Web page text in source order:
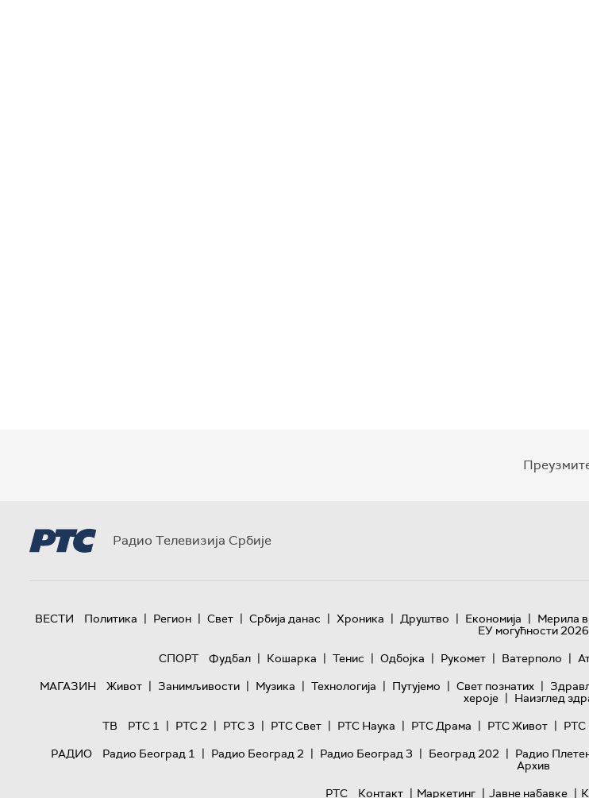
Радио Телевизија Србије
ВЕСТИ Политика | Регион | Свет | Србија данас | Хроника | Друштво | Економија | Мерила
ЕУ могућности 2026
СПОРТ
Фудбал | Кошарка | Тенис | Одбојка | Рукомет | Ватерполо |
МАГАЗИН
Живот | Занимљивости | Музика | Технологијa | Путујемо | Свет познатих |
хероје | Наизглед
ТВ
РТС 1 | РТС 2 | РТС 3 | РТС Свет | РТС Наука | РТС Драма | РТС Живот | РТС
РАДИО
Радио Београд 1 | Радио Београд 2 | Радио Београд 3 | Београд 202 | Радио
Архив
РТС
Контакт | Маркетинг | Јавне набавке |